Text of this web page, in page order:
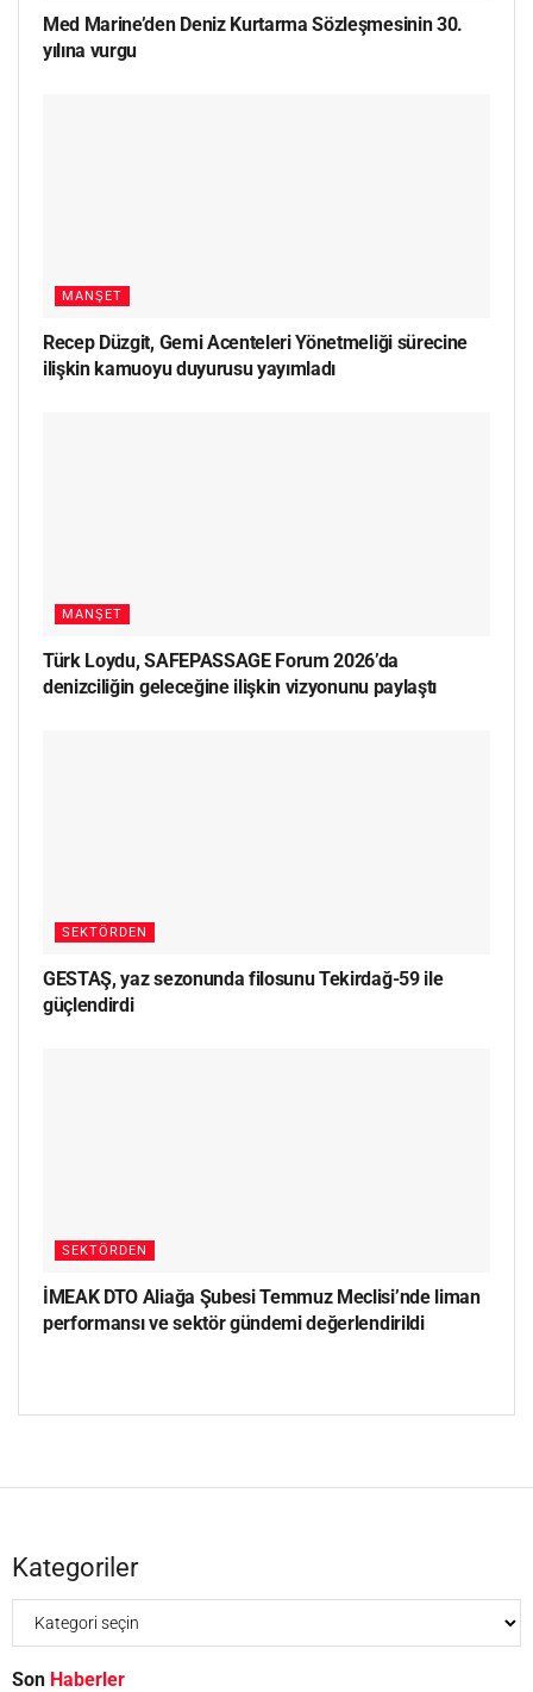
Med Marine’den Deniz Kurtarma Sözleşmesinin 30.
yılına vurgu
MANŞET
Recep Düzgit, Gemi Acenteleri Yönetmeliği sürecine
ilişkin kamuoyu duyurusu yayımladı
MANŞET
Türk Loydu, SAFEPASSAGE Forum 2026’da
denizciliğin geleceğine ilişkin vizyonunu paylaştı
SEKTÖRDEN
GESTAŞ, yaz sezonunda filosunu Tekirdağ-59 ile
güçlendirdi
SEKTÖRDEN
İMEAK DTO Aliağa Şubesi Temmuz Meclisi’nde liman
performansı ve sektör gündemi değerlendirildi
Kategoriler
Son Haberler